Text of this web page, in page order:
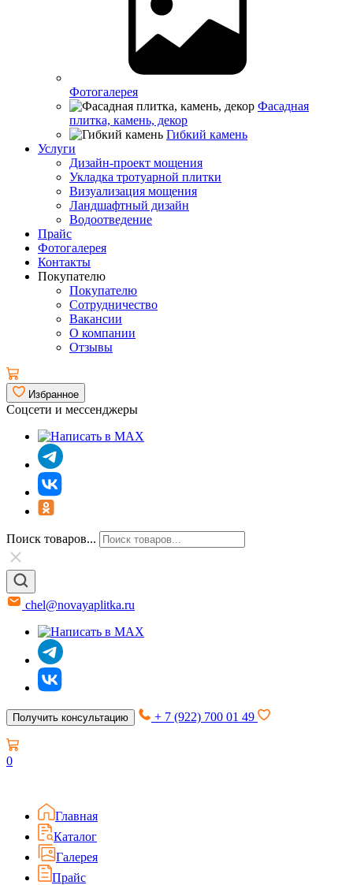
Фотогалерея
Фасадная
плитка, камень, декор
Гибкий камень
Услуги
Дизайн-проект мощения
Укладка тротуарной плитки
Визуализация мощения
Ландшафтный дизайн
Водоотведение
Прайс
Фотогалерея
Контакты
Покупателю
Покупателю
Сотрудничество
Вакансии
О компании
Отзывы
Избранное
Соцсети и мессенджеры
Поиск товаров...
chel@novayaplitka.ru
Получить консультацию + 7 (922) 700 01 49
0
Главная
Каталог
Галерея
Прайс